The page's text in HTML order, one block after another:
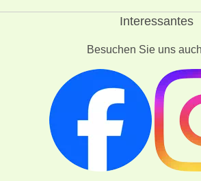
Interessantes
Besuchen Sie uns